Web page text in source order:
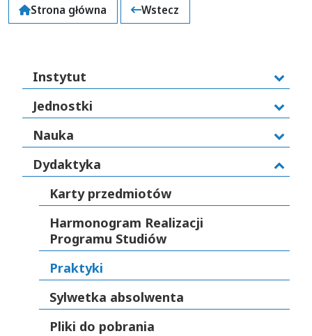
Strona główna
Wstecz
Instytut
Jednostki
Nauka
Dydaktyka
Karty przedmiotów
Harmonogram Realizacji
Programu Studiów
Praktyki
Sylwetka absolwenta
Pliki do pobrania